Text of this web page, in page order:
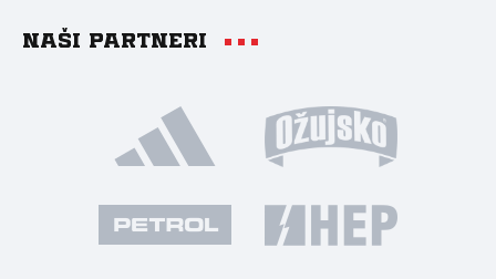
Naši partneri